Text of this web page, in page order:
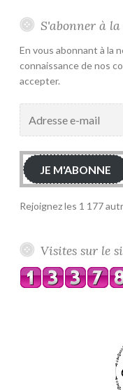
S'abonner à
En vous abonnant à la
connaissance de nos
accepter.
JE M'ABONNE
Rejoignez les 1 177
Visites sur le